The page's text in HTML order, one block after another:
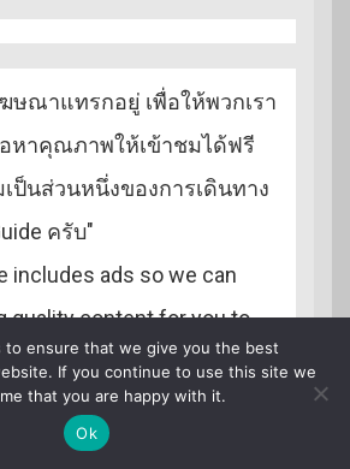
ษณาแทรกอยู่ เพื่อให้พวกเรา
อหาคุณภาพให้เข้าชมได้ฟรี
ป็นส่วนหนึ่งของการเดินทาง
ครับ"
includes ads so we can
quality content for you to
Thank you for being a part
with GoNoGuide!"
to ensure that we give you the best
If you continue to use this site we
that you are happy with it.
Ok